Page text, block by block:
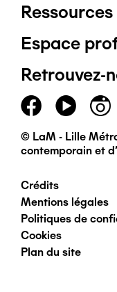
Pied
de
page
principal
Espace
Retrouvez-
© LaM - Lille
contemporain et
Pied
de
page
Crédits
Mentions légales
Politiques de
Cookies
Plan du site